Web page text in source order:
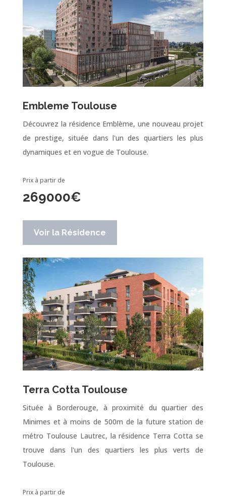
Embleme Toulouse
Découvrez la résidence Emblème, une nouveau projet
de prestige, située dans l'un des quartiers les plus
dynamiques et en vogue de Toulouse.
Prix à partir de
269000€
Voir la Résidence
Terra Cotta Toulouse
Située à Borderouge, à proximité du quartier des
Minimes et à moins de 500m de la future station de
métro Toulouse Lautrec, la résidence Terra Cotta se
trouve dans l'un des quartiers les plus verts de
Toulouse.
Prix à partir de